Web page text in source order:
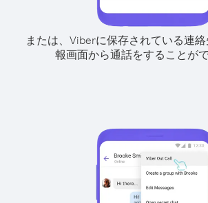
または、Viberに保存されている連
報画面から通話をすることがで